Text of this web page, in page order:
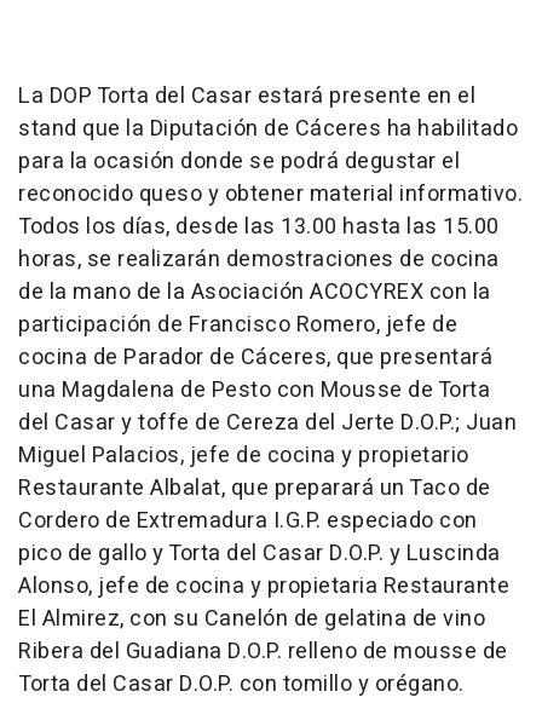
La DOP Torta del Casar estará presente en el
stand que la Diputación de Cáceres ha habilitado
para la ocasión donde se podrá degustar el
reconocido queso y obtener material informativo.
Todos los días, desde las 13.00 hasta las 15.00
horas, se realizarán demostraciones de cocina
de la mano de la Asociación ACOCYREX con la
participación de Francisco Romero, jefe de
cocina de Parador de Cáceres, que presentará
una Magdalena de Pesto con Mousse de Torta
del Casar y toffe de Cereza del Jerte D.O.P.; Juan
Miguel Palacios, jefe de cocina y propietario
Restaurante Albalat, que preparará un Taco de
Cordero de Extremadura I.G.P. especiado con
pico de gallo y Torta del Casar D.O.P. y Luscinda
Alonso, jefe de cocina y propietaria Restaurante
El Almirez, con su Canelón de gelatina de vino
Ribera del Guadiana D.O.P. relleno de mousse de
Torta del Casar D.O.P. con tomillo y orégano.